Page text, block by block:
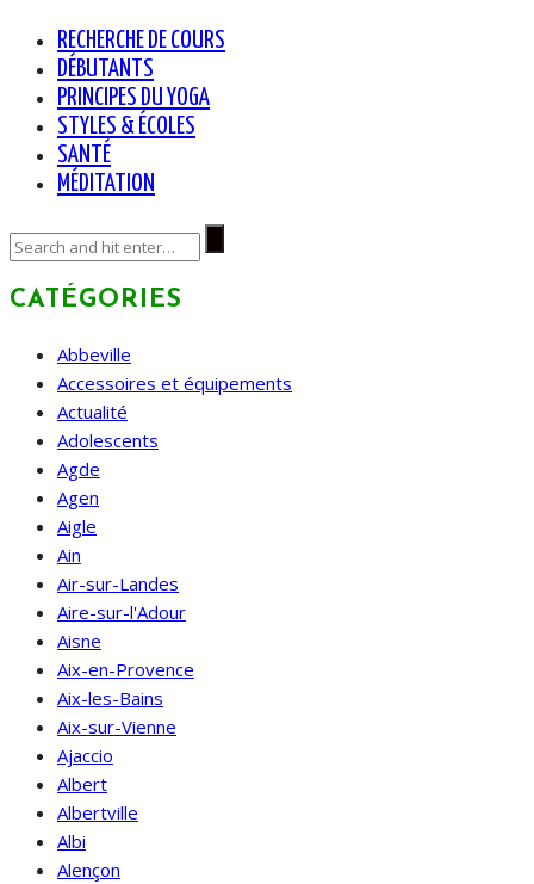
RECHERCHE DE COURS
DÉBUTANTS
PRINCIPES DU YOGA
STYLES & ÉCOLES
SANTÉ
MÉDITATION
CATÉGORIES
Abbeville
Accessoires et équipements
Actualité
Adolescents
Agde
Agen
Aigle
Ain
Air-sur-Landes
Aire-sur-l'Adour
Aisne
Aix-en-Provence
Aix-les-Bains
Aix-sur-Vienne
Ajaccio
Albert
Albertville
Albi
Alençon